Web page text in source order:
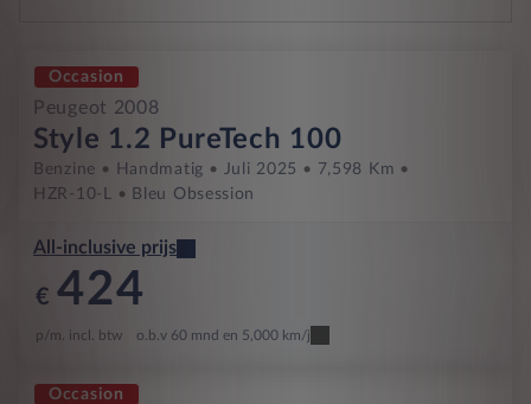
Occasion
Peugeot 2008
Style 1.2 PureTech 100
Benzine Handmatig Juli 2025
7,598 Km
HZR-10-L
Bleu Obsession
All-inclusive prijs
€ 424
p/m. incl. btw o.b.v 60 mnd en 5,000 km/j
Occasion